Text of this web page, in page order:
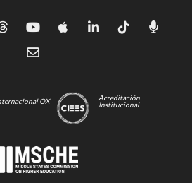
OX
Acreditación
Institucional